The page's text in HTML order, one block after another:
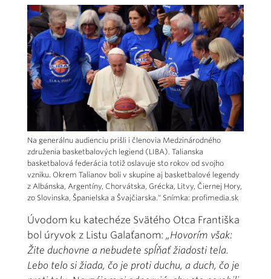
Na generálnu audienciu prišli i členovia Medzinárodného
združenia basketbalových legiend (LIBA). Talianska
basketbalová federácia totiž oslavuje sto rokov od svojho
vzniku. Okrem Talianov boli v skupine aj basketbalové legendy
z Albánska, Argentíny, Chorvátska, Grécka, Litvy, Čiernej Hory,
zo Slovinska, Španielska a Švajčiarska.“ Snímka: profimedia.sk
Úvodom ku katechéze Svätého Otca Františka
bol úryvok z Listu Galaťanom: „Hovorím však:
Žite duchovne a nebudete spĺňať žiadosti tela.
Lebo telo si žiada, čo je proti duchu, a duch, čo je